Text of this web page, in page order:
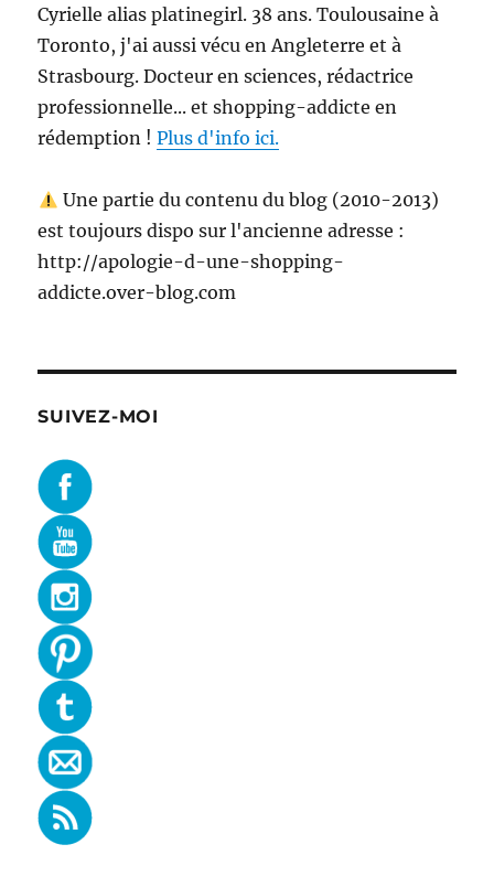
Cyrielle alias platinegirl. 38 ans. Toulousaine à
Toronto, j'ai aussi vécu en Angleterre et à
Strasbourg. Docteur en sciences, rédactrice
professionnelle... et shopping-addicte en
rédemption !Plus d'info ici.
Une partie du contenu du blog (2010-2013)
est toujours dispo sur l'ancienne adresse :
http://apologie-d-une-shopping-
addicte.over-blog.com
SUIVEZ-MOI